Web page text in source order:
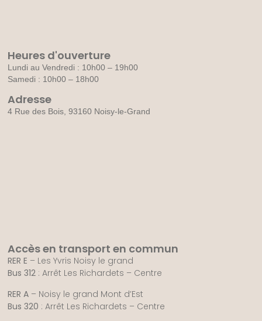
Heures d'ouverture
Lundi au Vendredi : 10h00 – 19h00
Samedi : 10h00 – 18h00
Adresse
4 Rue des Bois, 93160 Noisy-le-Grand
Accès en transport en commun
RER E – Les Yvris Noisy le grand
Bus 312 : Arrêt Les Richardets – Centre
RER A – Noisy le grand Mont d’Est
Bus 320 : Arrêt Les Richardets – Centre